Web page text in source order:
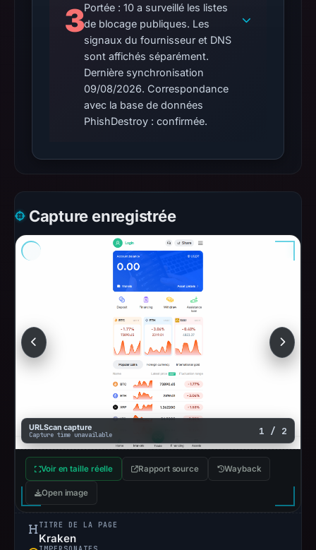
3Portée : 10 a surveillé les listes
de blocage publiques. Les
signaux du fournisseur et DNS
sont affichés séparément.
Dernière synchronisation
09/08/2026. Correspondance
avec la base de données
PhishDestroy : confirmée.
Capture enregistrée
URLScan capture
Capture time unavailable 1 / 2
Voir en taille réelle Rapport source Wayback
Open image
TITRE DE LA PAGE
Kraken